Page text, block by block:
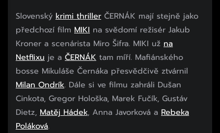
Slovenský krimi thriller ČERNÁK mají stejně jako
předchozí film MIKI na svědomí režisér Jakub
Kroner a scenárista Miro Šifra. MIKI už na
Netflixu je a ČERNÁK tam míří. Mafiánského
bosse Mikuláše Černáka přesvědčivě ztvárnil
Milan Ondrík. Dále si ve filmu zahráli Dušan
Cinkota, Gregor Hološka, Marek Fučík, Gustáv
Dietz, Matěj Hádek, Anna Javorková a Rebeka
Poláková.